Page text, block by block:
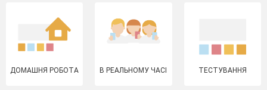
ДОМАШНЯ РОБОТА В РЕАЛЬНОМУ ЧАСІ ТЕСТУВАННЯ